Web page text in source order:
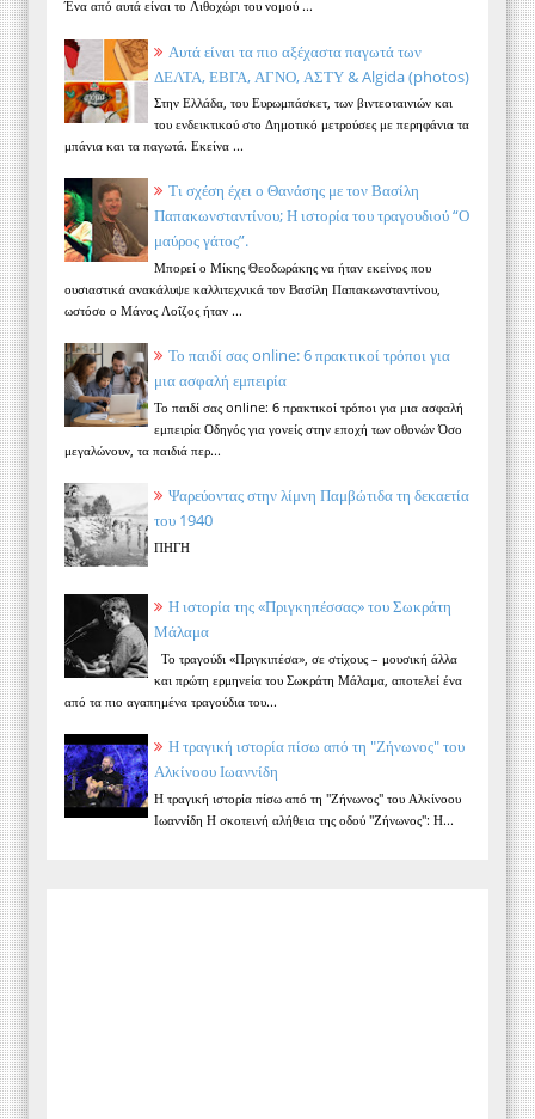
Ένα από αυτά είναι το Λιθοχώρι του νομού ...
Αυτά είναι τα πιο αξέχαστα παγωτά των
ΔΕΛΤΑ, ΕΒΓΑ, ΑΓΝΟ, ΑΣΤΥ & Algida (photos)
Στην Ελλάδα, του Ευρωμπάσκετ, των βιντεοταινιών και
του ενδεικτικού στο Δημοτικό μετρούσες με περηφάνια τα
μπάνια και τα παγωτά. Εκείνα ...
Τι σχέση έχει ο Θανάσης με τον Βασίλη
Παπακωνσταντίνου; Η ιστορία του τραγουδιού “Ο
μαύρος γάτος”.
Μπορεί ο Μίκης Θεοδωράκης να ήταν εκείνος που
ουσιαστικά ανακάλυψε καλλιτεχνικά τον Βασίλη Παπακωνσταντίνου,
ωστόσο ο Μάνος Λοΐζος ήταν ...
Το παιδί σας online: 6 πρακτικοί τρόποι για
μια ασφαλή εμπειρία
Το παιδί σας online: 6 πρακτικοί τρόποι για μια ασφαλή
εμπειρία Οδηγός για γονείς στην εποχή των οθονών Όσο
μεγαλώνουν, τα παιδιά περ...
Ψαρεύοντας στην λίμνη Παμβώτιδα τη δεκαετία
του 1940
ΠΗΓΗ
Η ιστορία της «Πριγκηπέσσας» του Σωκράτη
Μάλαμα
Το τραγούδι «Πριγκιπέσα», σε στίχους – μουσική άλλα
και πρώτη ερμηνεία του Σωκράτη Μάλαμα, αποτελεί ένα
από τα πιο αγαπημένα τραγούδια του...
Η τραγική ιστορία πίσω από τη "Ζήνωνος" του
Αλκίνοου Ιωαννίδη
Η τραγική ιστορία πίσω από τη "Ζήνωνος" του Αλκίνοου
Ιωαννίδη Η σκοτεινή αλήθεια της οδού "Ζήνωνος": Η...